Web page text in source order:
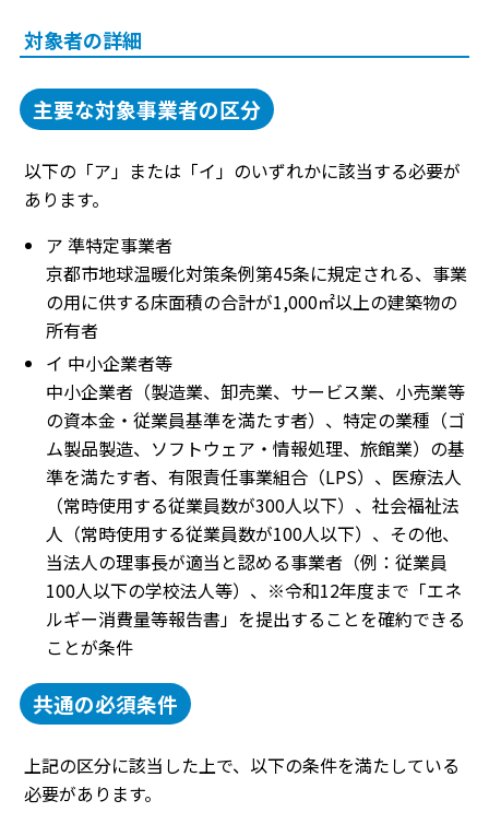
対象者の詳細
主要な対象事業者の区分
以下の「ア」または「イ」のいずれかに該当する必要が
あります。
ア 準特定事業者
京都市地球温暖化対策条例第45条に規定される、事業
の用に供する床面積の合計が1,000㎡以上の建築物の
所有者
イ 中小企業者等
中小企業者（製造業、卸売業、サービス業、小売業等
の資本金・従業員基準を満たす者）、特定の業種（ゴ
ム製品製造、ソフトウェア・情報処理、旅館業）の基
準を満たす者、有限責任事業組合（LPS）、医療法人
（常時使用する従業員数が300人以下）、社会福祉法
人（常時使用する従業員数が100人以下）、その他、
当法人の理事長が適当と認める事業者（例：従業員
100人以下の学校法人等）、※令和12年度まで「エネ
ルギー消費量等報告書」を提出することを確約できる
ことが条件
共通の必須条件
上記の区分に該当した上で、以下の条件を満たしている
必要があります。